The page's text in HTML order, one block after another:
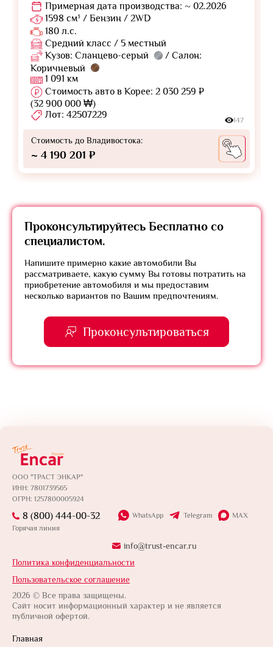
Примерная дата производства: ~ 02.2026
1598 см³ / Бензин / 2WD
180 л.с.
Средний класс / 5 местный
Кузов: Сланцево-серый
/ Салон:
Коричневый
1 091 км
Стоимость авто в Корее: 2 030 259 ₽
(32 900 000 ₩)
Лот: 42507229
147
Стоимость до Владивостока:
~ 4 190 201 ₽
Проконсультируйтесь Бесплатно со
специалистом.
Напишите примерно какие автомобили Вы
рассматриваете, какую сумму Вы готовы потратить на
приобретение автомобиля и мы предоставим
несколько вариантов по Вашим предпочтениям.
Проконсультироваться
ООО "ТРАСТ ЭНКАР"
ИНН: 7801739565
ОГРН: 1257800005924
Политика конфиденциальности
Пользовательское соглашение
2026 © Все права защищены.
Сайт носит информационный характер и не является
публичной офертой.
Главная
8 (800) 444-00-32
Горячая линия
WhatsApp Telegram MAX
info@trust-encar.ru